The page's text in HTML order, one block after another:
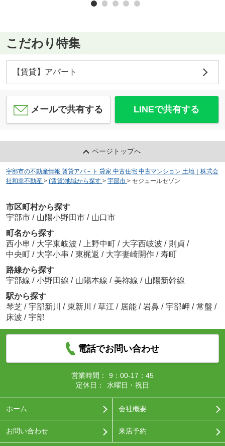
こだわり特集
【賃貸】アパート
メールで共有する LINEで共有する
ページトップへ
宇部市の不動産情報 賃貸アパ－ト 貸家 中古住宅 中古マンション 土地｜株式会
社和幸不動産 > (賃貸)地域から探す > 宇部市 > セジュールセゾン
市区町村から探す
宇部市 / 山陽小野田市 / 山口市
町名から探す
西小串 / 大字東岐波 / 上野中町 / 大字西岐波 / 則貞 /
中央町 / 大字小串 / 東梶返 / 大字妻崎開作 / 寿町
路線から探す
宇部線 / 小野田線 / 山陽本線 / 美祢線 / 山陽新幹線
駅から探す
琴芝 / 宇部新川 / 東新川 / 草江 / 居能 / 岩鼻 / 宇部岬 / 常盤 /
床波 / 宇部
電話でお問い合わせ
営業時間：
9：00-17：45
定休日：
水曜日・祝日
ホーム 会社概要
お問い合わせ 来店予約